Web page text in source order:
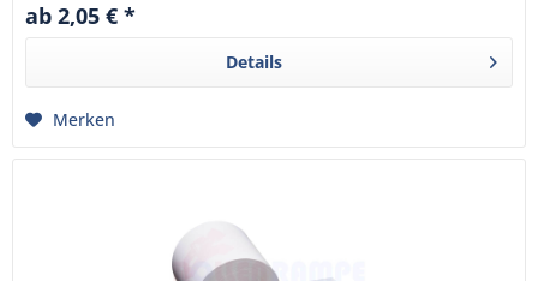
ab 2,05 € *
Details
Merken